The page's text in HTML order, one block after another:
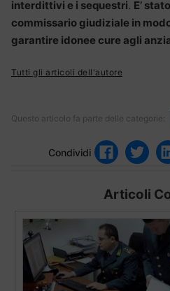
interdittivi e i sequestri. E’
commissario giudiziale in
garantire idonee cure agli
Tutti gli articoli dell'autore
Questo articolo fa parte delle categorie:
Condividi
Articoli